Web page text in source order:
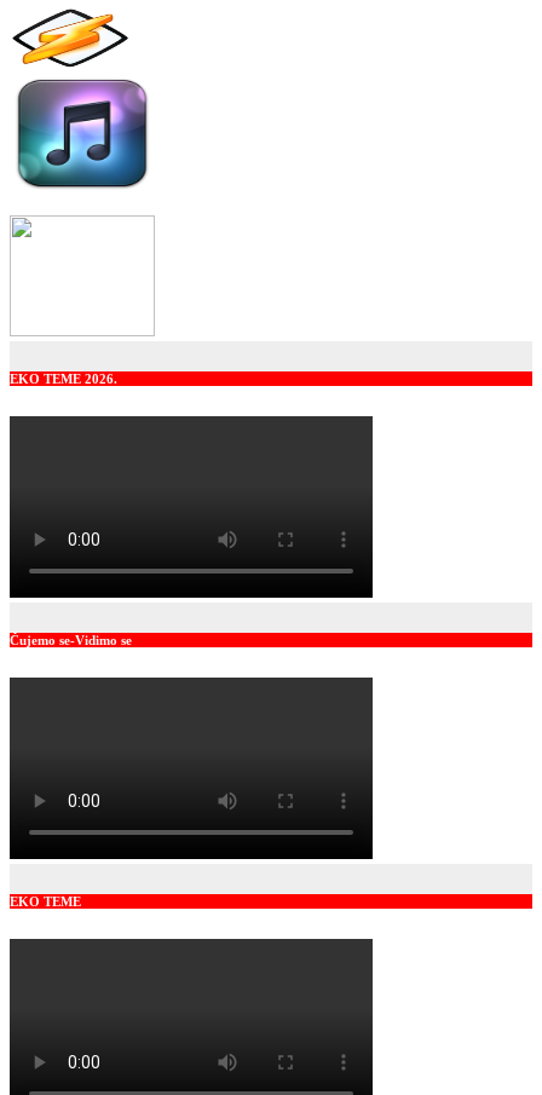
EKO TEME 2026.
Čujemo se-Vidimo se
EKO TEME